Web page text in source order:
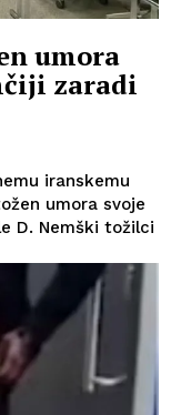
umora
zaradi
iranskemu
umora svoje
D. Nemški tožilci